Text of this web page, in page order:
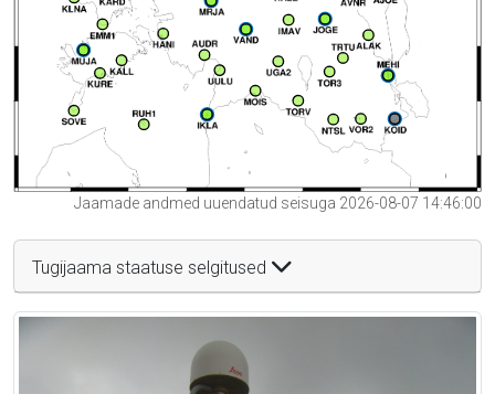
Jaamade andmed uuendatud seisuga 2026-08-07 14:46:00
Tugijaama staatuse selgitused